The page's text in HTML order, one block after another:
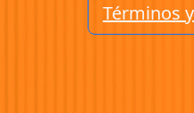
Términos